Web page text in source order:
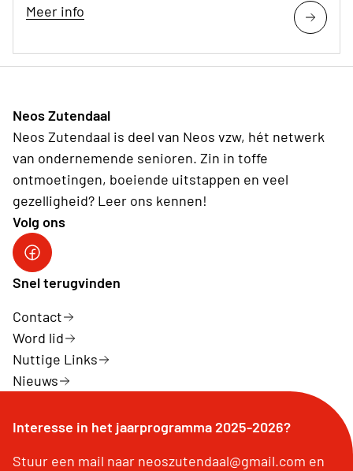
Meer info
Neos Zutendaal
Neos Zutendaal is deel van Neos vzw, hét netwerk
van ondernemende senioren. Zin in toffe
ontmoetingen, boeiende uitstappen en veel
gezelligheid? Leer ons kennen!
Volg ons
Facebook Neos Zutendaal
Snel terugvinden
Contact
Word lid
Nuttige Links
Nieuws
Interesse in het jaarprogramma 2025-2026?
Stuur een mail naar neoszutendaal@gmail.com en